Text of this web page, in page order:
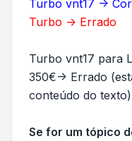
Turbo vnt17 ->
Turbo -> Errado
Turbo vnt17 para
350€-> Errado
conteúdo do texto)
Se for um tópico